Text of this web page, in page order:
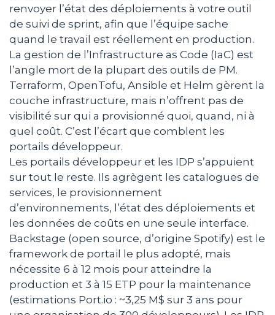
renvoyer l’état des déploiements à votre outil
de suivi de sprint, afin que l’équipe sache
quand le travail est réellement en production.
La gestion de l’Infrastructure as Code (IaC) est
l’angle mort de la plupart des outils de PM.
Terraform, OpenTofu, Ansible et Helm gèrent la
couche infrastructure, mais n’offrent pas de
visibilité sur qui a provisionné quoi, quand, ni à
quel coût. C’est l’écart que comblent les
portails développeur.
Les portails développeur et les IDP s’appuient
sur tout le reste. Ils agrègent les catalogues de
services, le provisionnement
d’environnements, l’état des déploiements et
les données de coûts en une seule interface.
Backstage (open source, d’origine Spotify) est le
framework de portail le plus adopté, mais
nécessite 6 à 12 mois pour atteindre la
production et 3 à 15 ETP pour la maintenance
(estimations Port.io : ~3,25 M$ sur 3 ans pour